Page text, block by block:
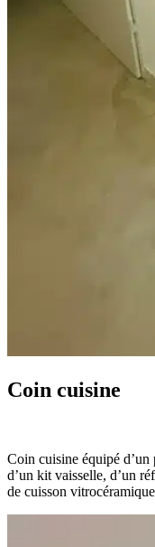
Coin cuisine
Coin cuisine équipé d’un
d’un kit vaisselle, d’un
de cuisson